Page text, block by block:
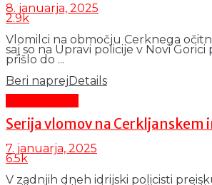
8. januarja, 2025
2.9k
Vlomilci na območju Cerknega
saj so na Upravi policije v Novi Gorici
prišlo do ...
Beri naprejDetails
Serija vlomov na Cerkljanskem
7. januarja, 2025
6.5k
V zadnjih dneh idrijski policisti